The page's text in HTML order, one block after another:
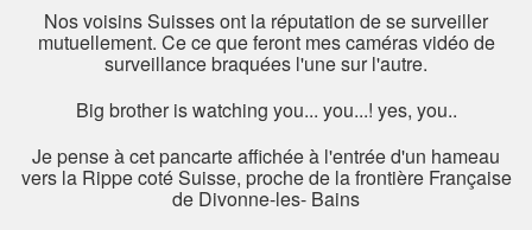
Nos voisins Suisses ont la réputation de se surveiller
mutuellement. Ce ce que feront mes caméras vidéo de
surveillance braquées l'une sur l'autre.
Big brother is watching you... you...! yes, you..
Je pense à cet pancarte affichée à l'entrée d'un hameau
vers la Rippe coté Suisse, proche de la frontière Française
de Divonne-les- Bains